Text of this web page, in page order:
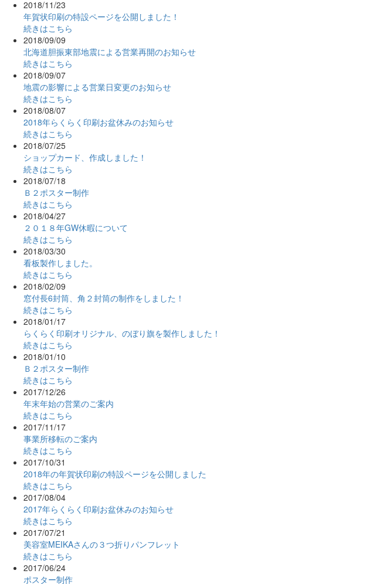
2018/11/23
年賀状印刷の特設ページを公開しました！
続きはこちら
2018/09/09
北海道胆振東部地震による営業再開のお知らせ
続きはこちら
2018/09/07
地震の影響による営業日変更のお知らせ
続きはこちら
2018/08/07
2018年らくらく印刷お盆休みのお知らせ
続きはこちら
2018/07/25
ショップカード、作成しました！
続きはこちら
2018/07/18
Ｂ２ポスター制作
続きはこちら
2018/04/27
２０１８年GW休暇について
続きはこちら
2018/03/30
看板製作しました。
続きはこちら
2018/02/09
窓付長6封筒、角２封筒の制作をしました！
続きはこちら
2018/01/17
らくらく印刷オリジナル、のぼり旗を製作しました！
続きはこちら
2018/01/10
Ｂ２ポスター制作
続きはこちら
2017/12/26
年末年始の営業のご案内
続きはこちら
2017/11/17
事業所移転のご案内
続きはこちら
2017/10/31
2018年の年賀状印刷の特設ページを公開しました
続きはこちら
2017/08/04
2017年らくらく印刷お盆休みのお知らせ
続きはこちら
2017/07/21
美容室MEIKAさんの３つ折りパンフレット
続きはこちら
2017/06/24
ポスター制作